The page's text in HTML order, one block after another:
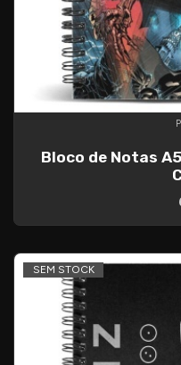
Bloco de Notas
SEM STOCK